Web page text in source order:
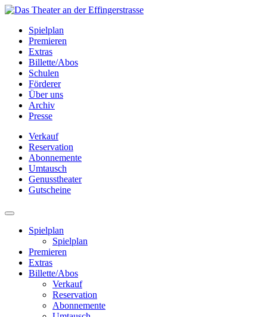
Spielplan
Premieren
Extras
Billette/Abos
Schulen
Förderer
Über uns
Archiv
Presse
Verkauf
Reservation
Abonnemente
Umtausch
Genusstheater
Gutscheine
Spielplan
Spielplan
Premieren
Extras
Billette/Abos
Verkauf
Reservation
Abonnemente